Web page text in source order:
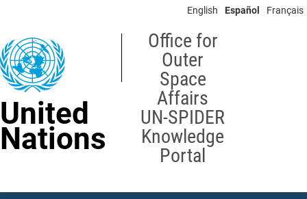
content
English Español Français
United
Nations
Office for
Outer
Space
Affairs
UN-SPIDER
Knowledge
Portal